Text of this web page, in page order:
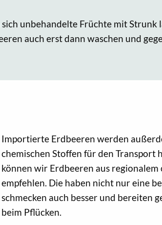
unbehandelte Früchte mit Strunk
auch erst dann waschen und
Importierte Erdbeeren werden
chemischen Stoffen für den Transport
können wir Erdbeeren aus regionalem
empfehlen. Die haben nicht nur eine
schmecken auch besser und bereiten
beim Pflücken.